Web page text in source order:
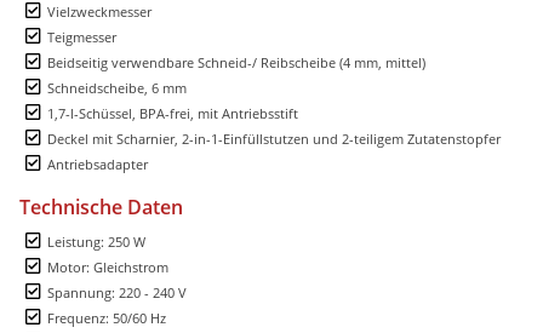
Vielzweckmesser
Teigmesser
Beidseitig verwendbare Schneid-/ Reibscheibe (4 mm, mittel)
Schneidscheibe, 6 mm
1,7-l-Schüssel, BPA-frei, mit Antriebsstift
Deckel mit Scharnier, 2-in-1-Einfüllstutzen und 2-teiligem Zutatenstopfer
Antriebsadapter
Technische Daten
Leistung: 250 W
Motor: Gleichstrom
Spannung: 220 - 240 V
Frequenz: 50/60 Hz